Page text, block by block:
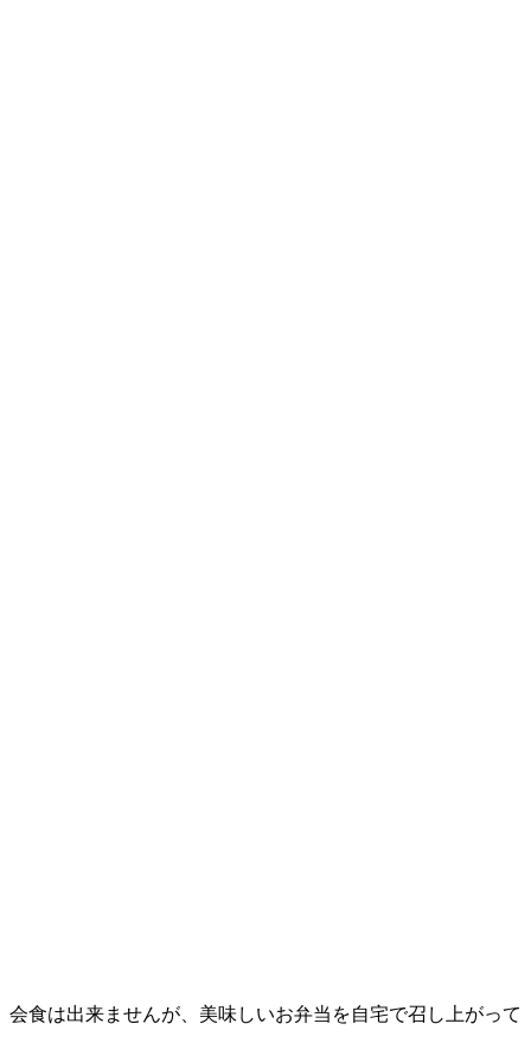
食は出来ませんが、美味しいお弁当を自宅で召し上がって